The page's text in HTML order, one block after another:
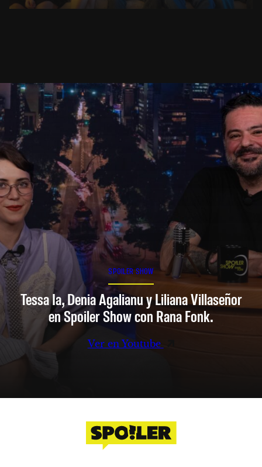
SPOILER SHOW
Tessa Ia, Denia Agalianu y Liliana Villaseñor
en Spoiler Show con Rana Fonk.
Ver en Youtube